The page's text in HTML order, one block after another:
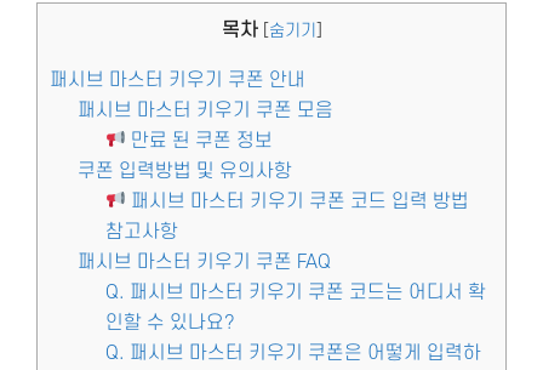
목차 숨기기
패시브 마스터 키우기 쿠폰 안내
패시브 마스터 키우기 쿠폰 모음
만료 된 쿠폰 정보
쿠폰 입력방법 및 유의사항
패시브 마스터 키우기 쿠폰 코드 입력 방법
참고사항
패시브 마스터 키우기 쿠폰 FAQ
Q. 패시브 마스터 키우기 쿠폰 코드는 어디서 확
인할 수 있나요?
Q. 패시브 마스터 키우기 쿠폰은 어떻게 입력하